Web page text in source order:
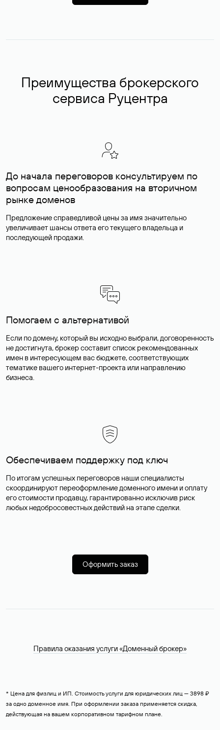
Преимущества брокерского
сервиса Руцентра
До начала переговоров консультируем по
вопросам ценообразования на вторичном
рынке доменов
Предложение справедливой цены за имя значительно
увеличивает шансы ответа его текущего владельца и
последующей продажи.
Помогаем с альтернативой
Если по домену, который вы исходно выбрали, договоренность
не достигнута, брокер составит список рекомендованных
имен в интересующем вас бюджете, соответствующих
тематике вашего интернет-проекта или направлению
бизнеса.
Обеспечиваем поддержку под ключ
По итогам успешных переговоров наши специалисты
скоординируют переоформление доменного имени и оплату
его стоимости продавцу, гарантированно исключив риск
любых недобросовестных действий на этапе сделки.
Оформить заказ
Правила оказания услуги «Доменный брокер»
* Цена для физлиц и ИП. Стоимость услуги для юридических лиц — 3898 ₽
за одно доменное имя. При оформлении заказа применяется скидка,
действующая на вашем корпоративном тарифном плане.